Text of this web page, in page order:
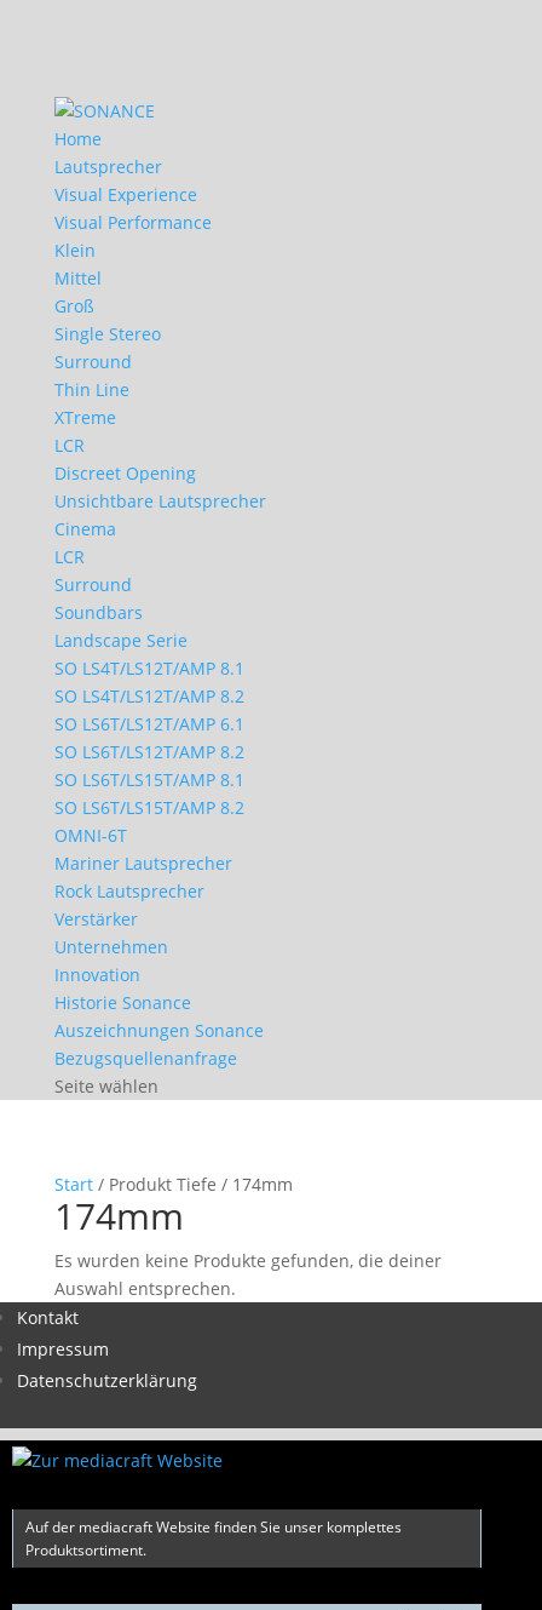
Home
Lautsprecher
Visual Experience
Visual Performance
Klein
Mittel
Groß
Single Stereo
Surround
Thin Line
XTreme
LCR
Discreet Opening
Unsichtbare Lautsprecher
Cinema
LCR
Surround
Soundbars
Landscape Serie
SO LS4T/LS12T/AMP 8.1
SO LS4T/LS12T/AMP 8.2
SO LS6T/LS12T/AMP 6.1
SO LS6T/LS12T/AMP 8.2
SO LS6T/LS15T/AMP 8.1
SO LS6T/LS15T/AMP 8.2
OMNI-6T
Mariner Lautsprecher
Rock Lautsprecher
Verstärker
Unternehmen
Innovation
Historie Sonance
Auszeichnungen Sonance
Bezugsquellenanfrage
Seite wählen
Start/ Produkt Tiefe / 174mm
174mm
Es wurden keine Produkte gefunden, die deiner
Auswahl entsprechen.
Kontakt
Impressum
Datenschutzerklärung
Auf der mediacraft Website finden Sie unser komplettes
Produktsortiment.